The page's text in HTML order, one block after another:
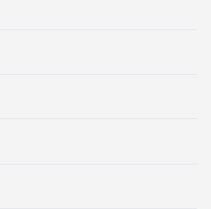
данные и мы свяжемся